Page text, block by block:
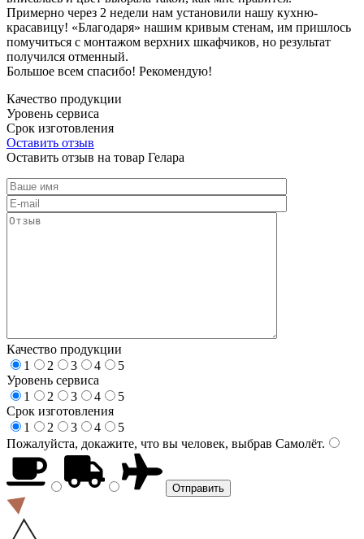
Примерно через 2 недели нам установили нашу кухню-
красавицу! «Благодаря» нашим кривым стенам, им пришлось
помучиться с монтажом верхних шкафчиков, но результат
получился отменный.
Большое всем спасибо! Рекомендую!
Качество продукции
Уровень сервиса
Срок изготовления
Оставить отзыв
Оставить отзыв на товар Гелара
Качество продукции
1
2 3 4
5
Уровень сервиса
1
2 3 4
5
Срок изготовления
1
2 3 4
5
Пожалуйста, докажите, что вы человек, выбрав Самолёт.